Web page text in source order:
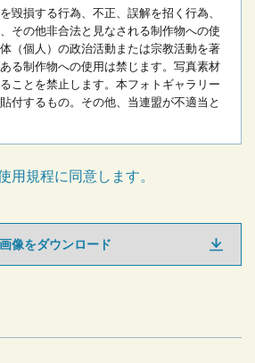
毀損する行為、不正、誤解を招く行為、
その他非合法と見なされる制作物への使
（個人）の政治活動または宗教活動を著
る制作物への使用は禁じます。 写真素材
ことを禁止します。 本フォトギャラリー
付するもの。 その他、当連盟が不適当と
用規程に同意します。
画像をダウンロード